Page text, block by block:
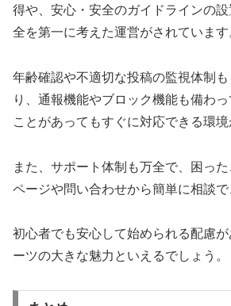
得や、安心・安全のガイドラインの
全を第一に考えた運営がされています
年齢確認や不適切な投稿の監視体制
り、通報機能やブロック機能も備わ
ことがあってもすぐに対応できる環境
また、サポート体制も万全で、困っ
ページや問い合わせから簡単に相談で
初心者でも安心して始められる配慮
ーツの大きな魅力といえるでしょう。